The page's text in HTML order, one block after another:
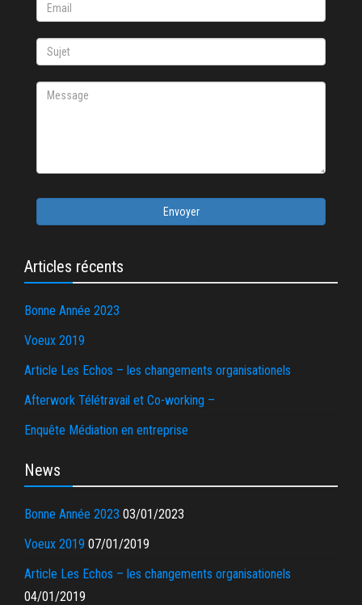
Envoyer
Articles récents
Bonne Année 2023
Voeux 2019
Article Les Echos – les changements organisationels
Afterwork Télétravail et Co-working –
Enquête Médiation en entreprise
News
Bonne Année 2023 03/01/2023
Voeux 2019 07/01/2019
Article Les Echos – les changements organisationels
04/01/2019